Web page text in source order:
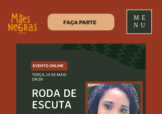
FAÇA PARTE
ME
NU